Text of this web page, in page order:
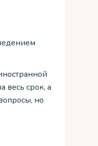
весь срок, а
но